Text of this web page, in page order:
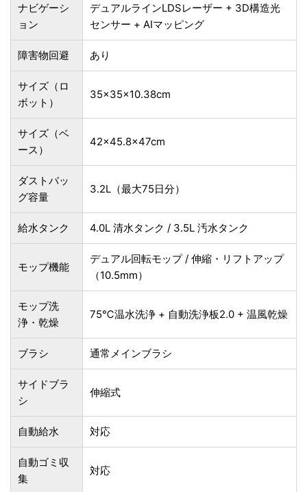
ナビゲーシ
ョン
デュアルラインLDSレーザー + 3D構造光
センサー + AIマッピング
障害物回避 あり
サイズ（ロ
ボット）
35×35×10.38cm
サイズ（ベ
ース）
42×45.8×47cm
ダストバッ
グ容量
3.2L（最大75日分）
給水タンク 4.0L 清水タンク / 3.5L 汚水タンク
モップ機能
デュアル回転モップ / 伸縮・リフトアップ
（10.5mm）
モップ洗
浄・乾燥
75℃温水洗浄 + 自動洗浄板2.0 + 温風乾燥
ブラシ 通常メインブラシ
サイドブラ
シ
伸縮式
自動給水 対応
自動ゴミ収
集
対応